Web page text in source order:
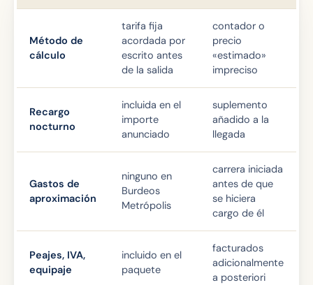
Método de
cálculo
tarifa fija
acordada por
escrito antes
de la salida
contador o
precio
«estimado»
impreciso
Recargo
nocturno
incluida en el
importe
anunciado
suplemento
añadido a la
llegada
Gastos de
aproximación
ninguno en
Burdeos
Metrópolis
carrera iniciada
antes de que
se hiciera
cargo de él
Peajes, IVA,
equipaje
incluido en el
paquete
facturados
adicionalmente
a posteriori